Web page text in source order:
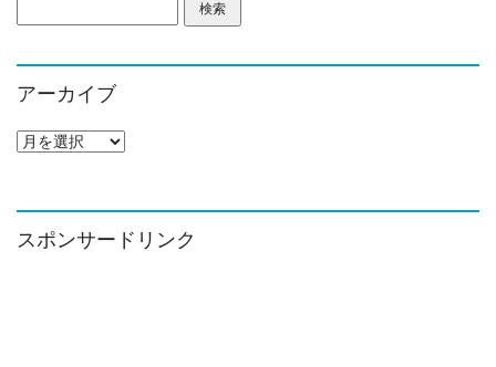
索:
アーカイブ
ア
イ
ブ
スポンサードリンク